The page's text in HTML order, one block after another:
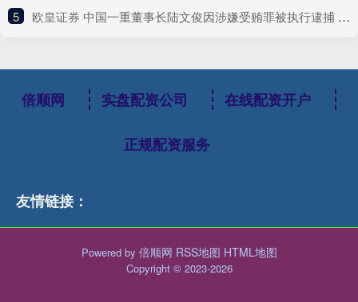
5 ​欧皇证券 中国一重董事长陆文俊因涉嫌受贿罪被执行逮捕 公司生产经营正常
倍顺网 实盘配资公司 在线配资开户
正规配资服务
友情链接：
Powered by 倍顺网 RSS地图 HTML地图
Copyright © 2023-2026